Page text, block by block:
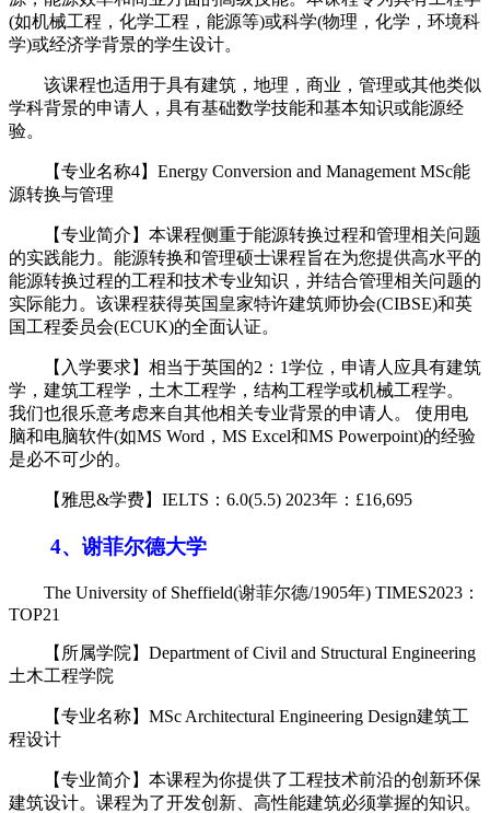
(如机械工程，化学工程，能源等)或科学(物理，化学，环境科
学)或经济学背景的学生设计。
该课程也适用于具有建筑，地理，商业，管理或其他类似
学科背景的申请人，具有基础数学技能和基本知识或能源经
验。
【专业名称4】Energy Conversion and Management MSc能
源转换与管理
【专业简介】本课程侧重于能源转换过程和管理相关问题
的实践能力。能源转换和管理硕士课程旨在为您提供高水平的
能源转换过程的工程和技术专业知识，并结合管理相关问题的
实际能力。该课程获得英国皇家特许建筑师协会(CIBSE)和英
国工程委员会(ECUK)的全面认证。
【入学要求】相当于英国的2：1学位，申请人应具有建筑
学，建筑工程学，土木工程学，结构工程学或机械工程学。
我们也很乐意考虑来自其他相关专业背景的申请人。 使用电
脑和电脑软件(如MS Word，MS Excel和MS Powerpoint)的经验
是必不可少的。
【雅思&学费】IELTS：6.0(5.5) 2023年：£16,695
4、谢菲尔德大学
The University of Sheffield(谢菲尔德/1905年) TIMES2023：
TOP21
【所属学院】Department of Civil and Structural Engineering
土木工程学院
【专业名称】MSc Architectural Engineering Design建筑工
程设计
【专业简介】本课程为你提供了工程技术前沿的创新环保
建筑设计。课程为了开发创新、高性能建筑必须掌握的知识。